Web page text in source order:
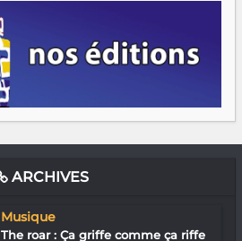
ARCHIVES
Musique
The roar : Ça griffe comme ça riffe